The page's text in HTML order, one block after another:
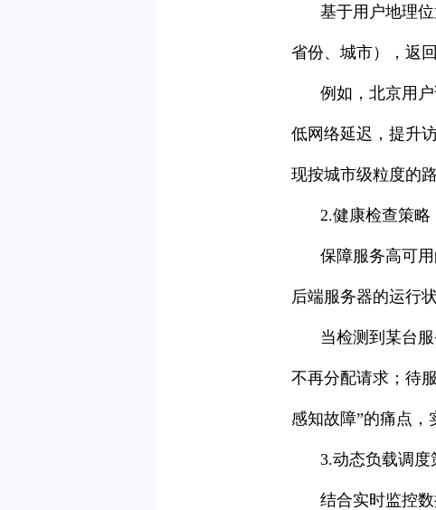
基于用户地理
省份、城市），返
例如，北京用
低网络延迟，提升
现按城市级粒度的
2.健康检查策略
保障服务高可
后端服务器的运行
当检测到某台
不再分配请求；待
感知故障”的痛点，
3.动态负载调度
结合实时监控